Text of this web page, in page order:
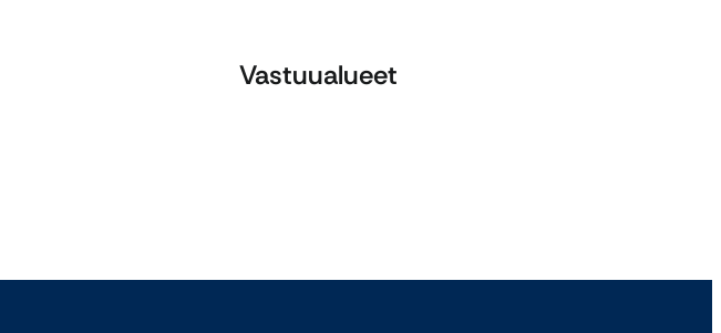
Vastuualueet